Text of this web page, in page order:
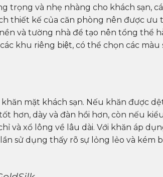
trọng và nhẹ nhàng cho khách sạn,
thiết kế của căn phòng nên được ưu
và tường nhà để tạo nên tổng thể
khu riêng biệt, có thể chọn các màu
mặt khách sạn. Nếu khăn được
hơn, dày và đàn hồi hơn, còn nếu
và xổ lông về lâu dài. Với khăn áp
sử dụng thấy rõ sự lỏng lẻo và kém